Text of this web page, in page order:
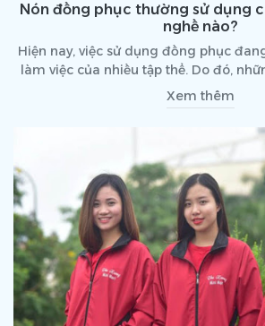
Nón đồng phục thường sử dụng
nghề nào?
Hiện nay, việc sử dụng đồng phục
làm việc của nhiều tập thể. Do đó,
phục đang được đông đảo các công
hoặc các nhà hàng và quán cà phê
hóa này sẽ tạo nên ấn tượng riêng khi
tìm hiểu các ngành nghề đang sử
cho nhân viên hiện nay
Xem thêm